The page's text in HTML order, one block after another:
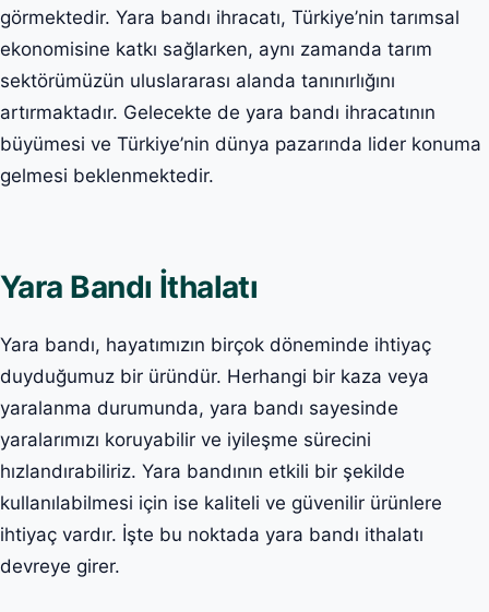
görmektedir. Yara bandı ihracatı, Türkiye’nin tarımsal
ekonomisine katkı sağlarken, aynı zamanda tarım
sektörümüzün uluslararası alanda tanınırlığını
artırmaktadır. Gelecekte de yara bandı ihracatının
büyümesi ve Türkiye’nin dünya pazarında lider konuma
gelmesi beklenmektedir.
Yara Bandı İthalatı
Yara bandı, hayatımızın birçok döneminde ihtiyaç
duyduğumuz bir üründür. Herhangi bir kaza veya
yaralanma durumunda, yara bandı sayesinde
yaralarımızı koruyabilir ve iyileşme sürecini
hızlandırabiliriz. Yara bandının etkili bir şekilde
kullanılabilmesi için ise kaliteli ve güvenilir ürünlere
ihtiyaç vardır. İşte bu noktada yara bandı ithalatı
devreye girer.